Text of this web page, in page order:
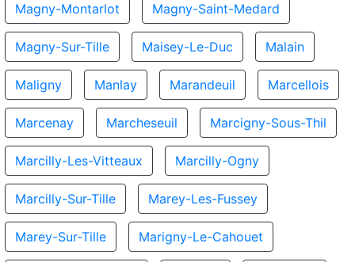
Magny-Montarlot Magny-Saint-Medard
Magny-Sur-Tille Maisey-Le-Duc Malain
Maligny Manlay Marandeuil Marcellois
Marcenay Marcheseuil Marcigny-Sous-Thil
Marcilly-Les-Vitteaux Marcilly-Ogny
Marcilly-Sur-Tille Marey-Les-Fussey
Marey-Sur-Tille Marigny-Le-Cahouet